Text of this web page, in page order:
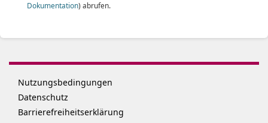
Dokumentation) abrufen.
Nutzungsbedingungen
Datenschutz
Barrierefreiheitserklärung